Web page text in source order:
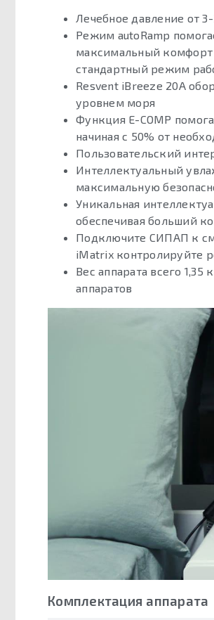
Лечебное давление от
Режим autoRamp
максимальный комфорт
стандартный режим
Resvent iBreeze 20A
уровнем моря
Функция E-COMP
начиная с 50% от
Пользовательский
Интеллектуальный
максимальную
Уникальная
обеспечивая больший
Подключите СИПАП к
iMatrix контролируйте
Вес аппарата всего
аппаратов
Комплектация аппарата